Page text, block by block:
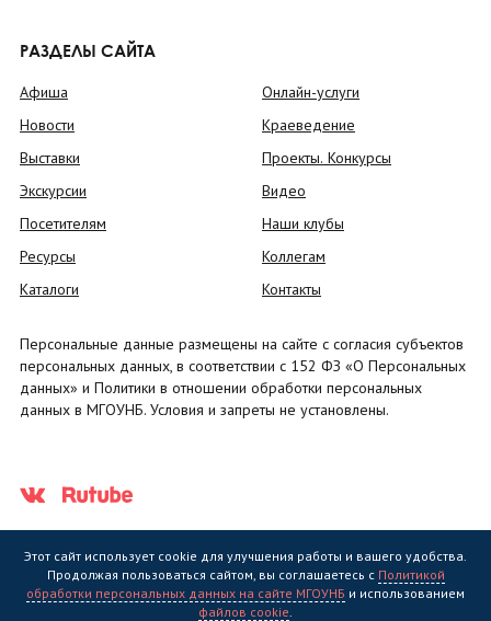
РАЗДЕЛЫ САЙТА
Афиша
Новости
Выставки
Экскурсии
Посетителям
Ресурсы
Каталоги
Онлайн-услуги
Краеведение
Проекты. Конкурсы
Видео
Наши клубы
Коллегам
Контакты
Персональные данные размещены на сайте с согласия субъектов
персональных данных, в соответствии с 152 ФЗ «О Персональных
данных» и Политики в отношении обработки персональных
данных в МГОУНБ. Условия и запреты не установлены.
Государственное областное бюджетное учреждение культуры
Этот сайт использует cookie для улучшения работы и вашего удобства.
Продолжая пользоваться сайтом, вы соглашаетесь с Политикой
обработки персональных данных на сайте МГОУНБ и использованием
файлов cookie.